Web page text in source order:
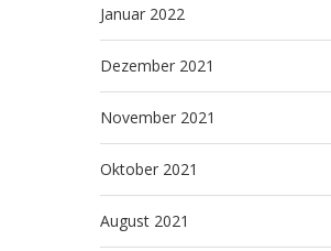
Januar 2022
Dezember 2021
November 2021
Oktober 2021
August 2021